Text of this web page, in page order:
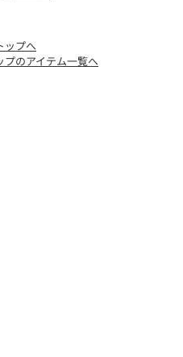
ップへ
プのアイテム一覧へ